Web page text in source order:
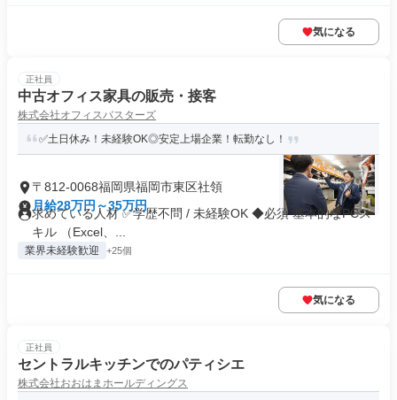
気になる
正社員
中古オフィス家具の販売・接客
株式会社オフィスバスターズ
✅土日休み！未経験OK◎安定上場企業！転勤なし！
〒812-0068福岡県福岡市東区社領
月給28万円～35万円
求めている人材 ✅学歴不問 / 未経験OK ◆必須 基本的なPCス
キル （Excel、...
業界未経験歓迎 +25個
気になる
正社員
セントラルキッチンでのパティシエ
株式会社おおはまホールディングス